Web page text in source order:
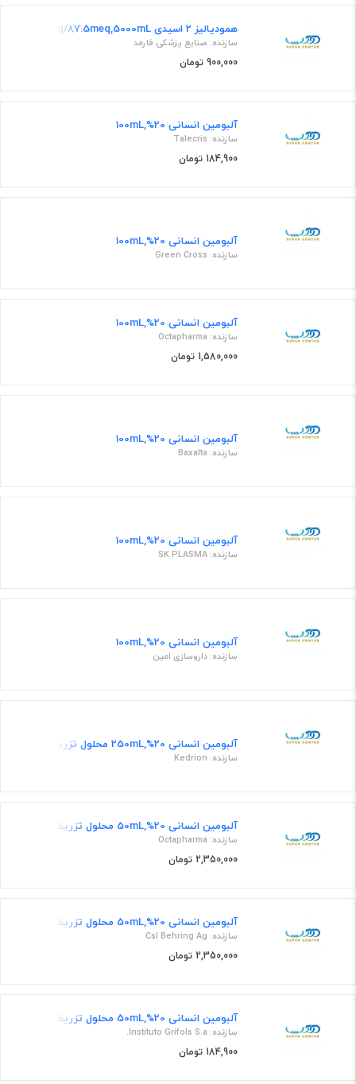
همودیالیز 2 اسیدی 3710meq/70meq/35meq/87.5meq,5000mL محلول همودیالیز
سازنده: صنایع پزشکی فارمد
900,000 تومان
آلبومین انسانی 20%,100mL
سازنده: Talecris
184,900 تومان
آلبومین انسانی 20%,100mL
سازنده: Green Cross
آلبومین انسانی 20%,100mL
سازنده: Octapharma
1,580,000 تومان
آلبومین انسانی 20%,100mL
سازنده: Baxalta
آلبومین انسانی 20%,100mL
سازنده: SK PLASMA
آلبومین انسانی 20%,100mL
سازنده: داروسازی امین
آلبومین انسانی 20%,250mL محلول تزریقی
سازنده: Kedrion
آلبومین انسانی 20%,50mL محلول تزریقی
سازنده: Octapharma
2,350,000 تومان
آلبومین انسانی 20%,50mL محلول تزریقی
سازنده: Csl Behring Ag
2,350,000 تومان
آلبومین انسانی 20%,50mL محلول تزریقی
سازنده: Instituto Grifols S.a.
184,900 تومان